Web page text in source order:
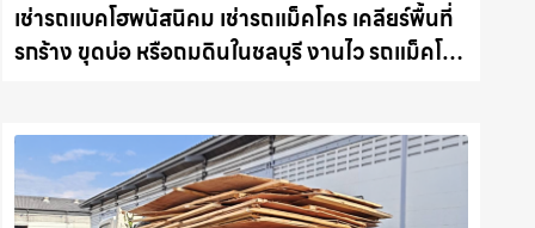
เช่ารถแบคโฮพนัสนิคม เช่ารถแม็คโคร เคลียร์พื้นที่
รกร้าง ขุดบ่อ หรือถมดินในชลบุรี งานไว รถแม็คโคร